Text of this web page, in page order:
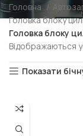
Головна
Головка блоку
Головка блоку
Відображаються
Показати